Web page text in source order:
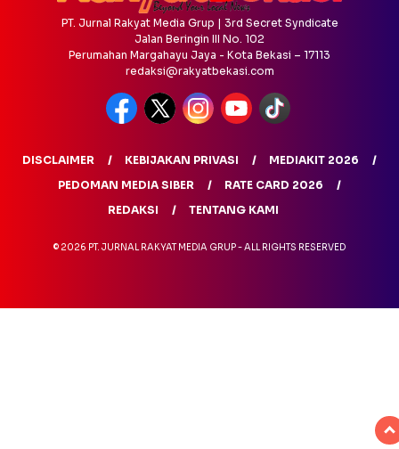
PT. Jurnal Rakyat Media Grup | 3rd Secret Syndicate
Jalan Beringin III No. 102
Perumahan Margahayu Jaya - Kota Bekasi – 17113
redaksi@rakyatbekasi.com
DISCLAIMER KEBIJAKAN PRIVASI
MEDIAKIT 2026
PEDOMAN MEDIA SIBER
RATE CARD 2026
REDAKSI
TENTANG KAMI
© 2026 PT. JURNAL RAKYAT MEDIA GRUP - ALL RIGHTS RESERVED